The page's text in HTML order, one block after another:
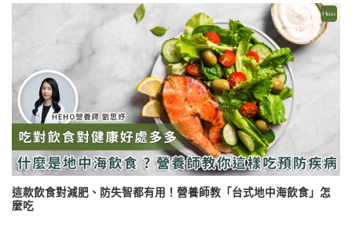
這款飲食對減肥、防失智都有用！營養師教「台式地中海飲食」怎
麼吃